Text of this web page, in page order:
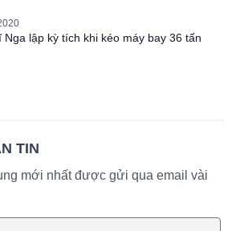
Nga lập kỳ tích khi kéo máy bay 36 tấn
TIN
mới nhất được gửi qua email vài